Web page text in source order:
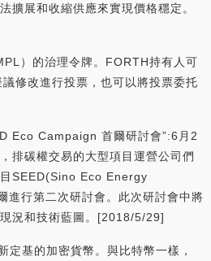
擴展和收縮供應來實現價格穩定。
）的治理令牌。FORTH持有人可
修改進行投票，也可以將投票委托
Eco Campaign 首爾研討會”:6月2
排碳權交易的大型項目運營公司們
SEED(Sino Eco Energy
行第二次研討會。此次研討會中將
況和技術藍圖。[2018/5/29]
定基的加密貨幣。與比特幣一樣，